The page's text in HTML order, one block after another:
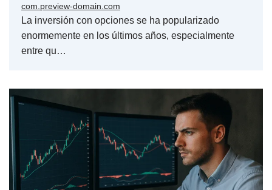
com.preview-domain.com
La inversión con opciones se ha popularizado
enormemente en los últimos años, especialmente
entre qu…